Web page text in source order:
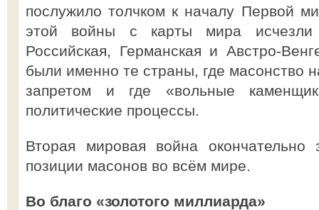
послужило толчком к началу Первой
этой войны с карты мира
Российская, Германская и Австро-
были именно те страны, где масонство
запретом и где «вольные
политические процессы.
Вторая мировая война окончательно
позиции масонов во всём мире.
Во благо «золотого миллиарда»